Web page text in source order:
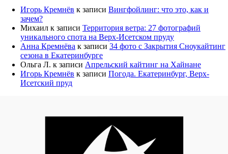
Игорь Кремнёв к записи Вингфойлинг: что это, как и
зачем?
Михаил к записи Территория ветра: 27 фотографий
уникального спота на Верх-Исетском пруду
Анна Кремнёва к записи 34 фото с Закрытия Сноукайтинг
сезона в Екатеринбурге
Ольга Л. к записи Апрельский кайтинг на Хайнане
Игорь Кремнёв к записи Погода. Екатеринбург, Верх-
Исетский пруд